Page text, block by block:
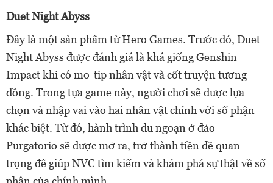
Duet Night Abyss
Đây là một sản phẩm từ Hero Games. Trước đó, Duet
Night Abyss được đánh giá là khá giống Genshin
Impact khi có mo-tip nhân vật và cốt truyện tương
đồng. Trong tựa game này, người chơi sẽ được lựa
chọn và nhập vai vào hai nhân vật chính với số phận
khác biệt. Từ đó, hành trình du ngoạn ở đảo
Purgatorio sẽ được mở ra, trở thành tiền đề quan
trọng để giúp NVC tìm kiếm và khám phá sự thật về số